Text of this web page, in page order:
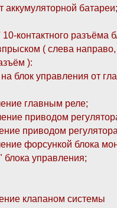
аккумуляторной батареи;
контактного разъёма
( слева
):
блок управления от
главным реле;
приводом
приводом
форсункой блока
блока управления;
клапаном системы